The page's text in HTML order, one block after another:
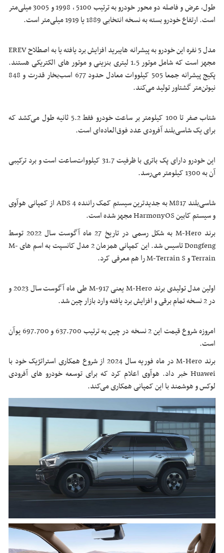
طول، عرض و فاصله دو محور خودرو به ترتیب 5100 ، 1998 و 3005 میلی‌متر
است. ارتفاع خودرو بسته به نسخه انتخابی 1889 یا 1919 میلی‌متر است.
مدل 5 نفره این خودرو به پیشرانه هایبرید افزایش برد یافته یا به اصطلاح EREV
مجهز است که شامل موتور 1.5 لیتری بنزینی و موتور های الکتریکی هستند.
پکیج پیشرانه جمعا 505 کیلووات معادل حدود 677 اسب‌بخار قدرت و 848
نیوتن‌متر گشتاور تولید می‌کند.
شتاب صفر تا 100 کیلومتر بر ساعت خودرو فقط 5.2 ثانیه طول می‌کشد که
برای یک شاسی‌بلند آفرودی عدد فوق‌العاده‌ای است.
این خودرو دارای پک باتری با ظرفیت 31.7 کیلووات‌ساعت است و برد ترکیبی
آن به 1300 کیلومتر می‌رسد.
شاسی‌بلند M817 به جدیدترین سیستم کمک راننده ADS 4 از کمپانی هوآوی
و سیستم کابین HarmonyOS مجهز شده است.
برند M-Hero به شکل رسمی در تاریخ 27 ماه آگوست سال 2022 توسط
Dongfeng تاسیس شد. این کمپانی همزمان 2 مدل کانسپت به اسم های M-
Terrain و M-Terrain S را هم معرفی کرد.
اولین مدل تولیدی برند M-Hero یعنی M-917 طی ماه آگوست سال 2023 و
در 2 نسخه تمام برقی و افزایش برد یافته وارد بازار چین شد.
امروزه شروع قیمت این 2 نسخه در چین به ترتیب 637.700 و 697.700 یوآن
است.
برند M-Hero در ماه فوریه سال 2024 از شروع همکاری استراتژیک خود با
Huawei خبر داد. هوآوی اعلام کرد که برای توسعه خودرو های آفرودی
لوکس و هوشمند با این کمپانی همکاری می‌کند.